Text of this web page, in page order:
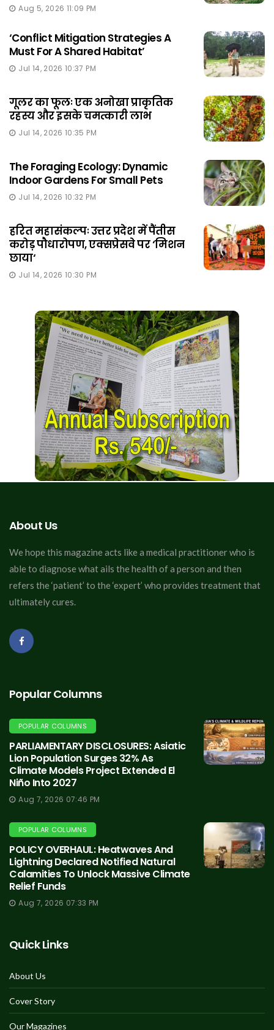
Aug 5, 2026 11:09 PM
‘Conflict Mitigation Strategies A
Must For A Shared Habitat’
Jul 14, 2026 10:37 PM
गूलर का फूलः एक अनोखा प्राकृतिक
रहस्य और इसके चमत्कारी लाभ
Jul 14, 2026 10:35 PM
The Foraging Ecology: Dynamic
Indoor Gardens For Small Pets
Jul 14, 2026 10:32 PM
हरित महासंकल्पः उत्तर प्रदेश में पैंतीस
करोड़ पौधारोपण, एक्सप्रेसवे पर ‘मिशन
छाया‘
Jul 14, 2026 10:30 PM
About Us
We hope this magazine acts like a medical practitioner who is
able to diagnose what ails the health of a person and then
refers the ‘patient’ to the ‘expert’ who provides treatment that
ultimately cures.
Popular Columns
POPULAR COLUMNS
PARLIAMENTARY DISCLOSURES: Asiatic
Lion Population Surges 32% As
Climate Models Project Extended El
Niño Into 2027
Aug 7, 2026 07:46 PM
POPULAR COLUMNS
POLICY OVERHAUL: Heatwaves And
Lightning Declared Notified Natural
Calamities To Unlock Massive Climate
Relief Funds
Aug 7, 2026 07:33 PM
Quick Links
About Us
Cover Story
Our Magazines